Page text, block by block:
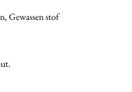
Gewassen stof